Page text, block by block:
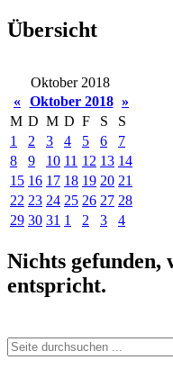
Übersicht
Oktober 2018
« Oktober 2018 »
M D M D F S
S
1
2 3 4 5 6
7
8
9 10 11 12 13 14
15 16 17 18 19 20 21
22 23 24 25 26 27 28
29 30 31 1 2 3 4
Nichts gefunden,
entspricht.